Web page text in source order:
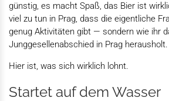
günstig, es macht Spaß, das Bier ist
viel zu tun in Prag, dass die eigentliche
genug Aktivitäten gibt — sondern wie ihr
Junggesellenabschied in Prag herausholt.
Hier ist, was sich wirklich lohnt.
Startet auf dem Wasser